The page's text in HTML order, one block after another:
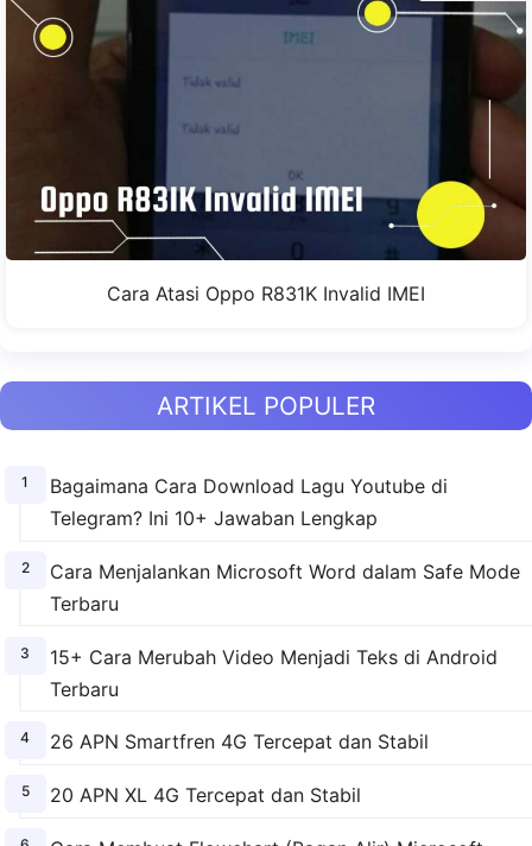
Cara Atasi Oppo R831K Invalid IMEI
ARTIKEL POPULER
Bagaimana Cara Download Lagu Youtube di
Telegram? Ini 10+ Jawaban Lengkap
Cara Menjalankan Microsoft Word dalam Safe Mode
Terbaru
15+ Cara Merubah Video Menjadi Teks di Android
Terbaru
26 APN Smartfren 4G Tercepat dan Stabil
20 APN XL 4G Tercepat dan Stabil